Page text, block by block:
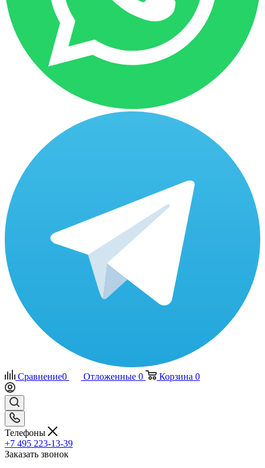
Сравнение0 Отложенные 0 Корзина 0
Телефоны
+7 495 223-13-39
Заказать звонок